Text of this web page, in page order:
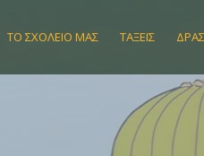
ΤΟ ΣΧΟΛΕΊΟ ΜΑΣ ΤΆΞΕΙΣ